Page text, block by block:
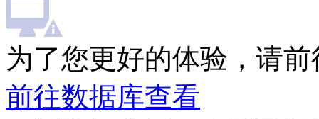
为了您更好的体验，请
前往数据库查看